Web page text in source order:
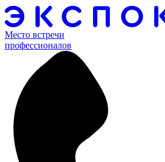
Место встречи
профессионалов